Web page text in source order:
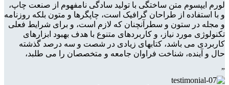
لورم ایپسوم متن ساختگی با تولید سادگی نامفهوم از صنعت چاپ،
و با استفاده از طراحان گرافیک است، چاپگرها و متون بلکه روزنامه
و مجله در ستون و سطرآنچنان که لازم است، و برای شرایط فعلی
تکنولوژی مورد نیاز، و کاربردهای متنوع با هدف بهبود ابزارهای
کاربردی می باشد، کتابهای زیادی در شصت و سه درصد گذشته
حال و آینده، شناخت فراوان جامعه و متخصصان را می طلبد،
”